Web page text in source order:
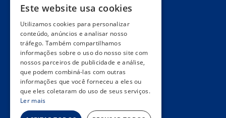
FAQ
Contacto
Termos e condições gerais
Hôpitaux Universitaires Genève
Université de Genève
FRENCH
ENGLISH
SPANISH
GERMAN
ITALIAN
PORTUGUESE
Este website usa cookies
Utilizamos cookies para personalizar
conteúdo, anúncios e analisar nosso
tráfego. Também compartilhamos
informações sobre o uso do nosso site com
nossos parceiros de publicidade e análise,
que podem combiná-las com outras
informações que você forneceu a eles ou
que eles coletaram do uso de seus serviços.
Ler mais